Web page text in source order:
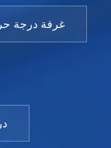
غرفة درجة